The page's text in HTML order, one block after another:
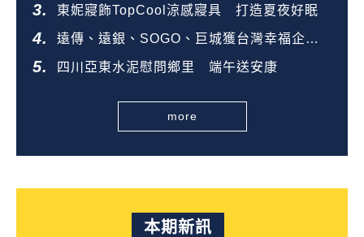
東妮寢飾TopCool涼感寢具 打造夏夜好眠
遠傳、遠銀、SOGO、巨城獲台灣幸福企業
金獎
四川亞東水泥慰問鄉里 端午送安康
more
本期新訊